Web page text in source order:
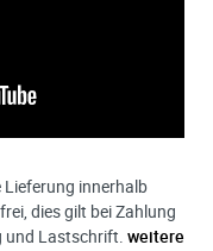
Lieferung innerhalb
dies gilt bei Zahlung
und Lastschrift. weitere